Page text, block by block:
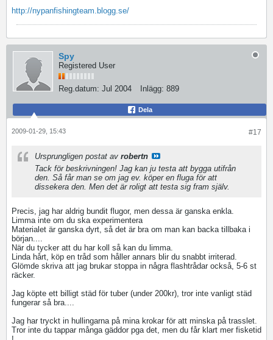
http://nypanfishingteam.blogg.se/
Spy
Registered User
Reg.datum: Jul 2004 Inlägg: 889
Dela
#17
2009-01-29, 15:43
Ursprungligen postat av robertn
Tack för beskrivningen! Jag kan ju testa att bygga utifrån
den. Så får man se om jag ev. köper en fluga för att
dissekera den. Men det är roligt att testa sig fram själv.
Precis, jag har aldrig bundit flugor, men dessa är ganska enkla.
Limma inte om du ska experimentera
Materialet är ganska dyrt, så det är bra om man kan backa tillbaka i
början....
När du tycker att du har koll så kan du limma.
Linda hårt, köp en tråd som håller annars blir du snabbt irriterad.
Glömde skriva att jag brukar stoppa in några flashtrådar också, 5-6 st
räcker.
Jag köpte ett billigt städ för tuber (under 200kr), tror inte vanligt städ
fungerar så bra....
Jag har tryckt in hullingarna på mina krokar för att minska på trasslet.
Tror inte du tappar många gäddor pga det, men du får klart mer fisketid